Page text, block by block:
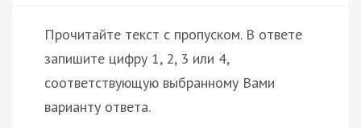
Прочитайте текст с пропуском. В ответе
запишите цифру 1, 2, 3 или 4,
соответствующую выбранному Вами
варианту ответа.